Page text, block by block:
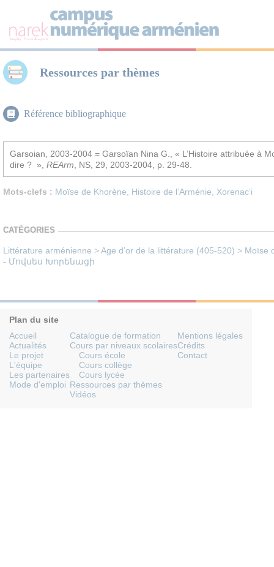
Ressources par thèmes
Référence bibliographique
Garsoian, 2003-2004 = Garsoïan Nina G., « L’Histoire attribuée à
dire ? », REArm , NS, 29, 2003-2004, p. 29-48.
Mots-clefs : Moïse de Khorène Histoire de l’Arménie Xorenac‘i
CATÉGORIES
Littérature arménienne >Age d’or de la littérature (405-520) > Moïse
- Մովսես Խորենացի
Plan du site
Accueil
Actualités
Le projet
L'équipe
Les partenaires
Mode d'emploi
Catalogue de formation
Cours par niveaux scolaires
Cours école
Cours collège
Cours lycée
Ressources par thèmes
Vidéos
Mentions légales
Crédits
Contact